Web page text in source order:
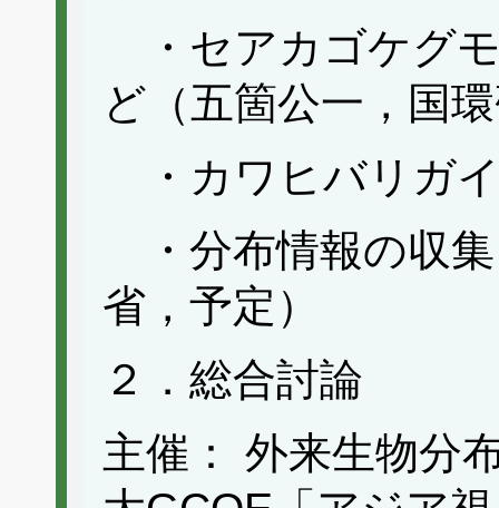
・セアカゴケグ
ど（五箇公一，国
・カワヒバリガ
・分布情報の収
省，予定）
２．総合討論
主催： 外来生物分